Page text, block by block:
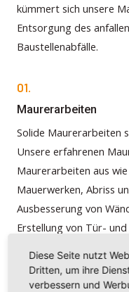
kümmert sich unsere
Entsorgung des
Baustellenabfälle.
01.
Maurerarbeiten
Solide Maurerarbeiten
Unsere erfahrenen
Maurerarbeiten aus
Mauerwerken, Abriss
Ausbesserung von
Erstellung von Tür-
bewährten
Subunternehmer sehr
Diese Seite nutzt
Dritten, um ihre
verbessern und